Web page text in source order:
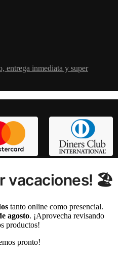
entrega inmediata y super
vacaciones! 🏖️
tanto online como presencial.
agosto. ¡Aprovecha revisando
productos!
pronto!